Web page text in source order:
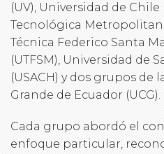
(UV), Universidad de Chile
Tecnológica
Técnica Federico Santa
(UTFSM), Universidad de
(USACH) y dos grupos de
Grande de Ecuador (UCG).
Cada grupo abordó el
enfoque particular,